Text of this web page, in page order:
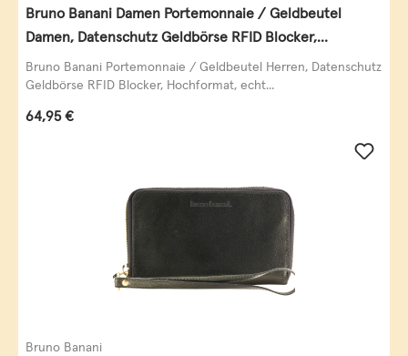
Bruno Banani Damen Portemonnaie / Geldbeutel
Damen, Datenschutz Geldbörse RFID Blocker,
Querformat, echt Leder, taupe
Bruno Banani Portemonnaie / Geldbeutel Herren, Datenschutz
Geldbörse RFID Blocker, Hochformat, echt...
Regulärer Preis:
64,95 €
Bruno Banani